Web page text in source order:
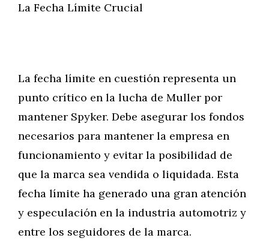
La Fecha Límite Crucial
La fecha límite en cuestión representa un
punto crítico en la lucha de Muller por
mantener Spyker. Debe asegurar los fondos
necesarios para mantener la empresa en
funcionamiento y evitar la posibilidad de
que la marca sea vendida o liquidada. Esta
fecha límite ha generado una gran atención
y especulación en la industria automotriz y
entre los seguidores de la marca.